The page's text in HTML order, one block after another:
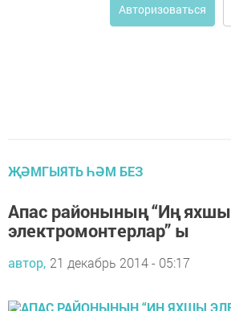
Авторизоваться
ҖӘМГЫЯТЬ ҺӘМ БЕЗ
Апас районының “Иң яхшы
электромонтерлар” ы
автор, 21 декабрь 2014 - 05:17